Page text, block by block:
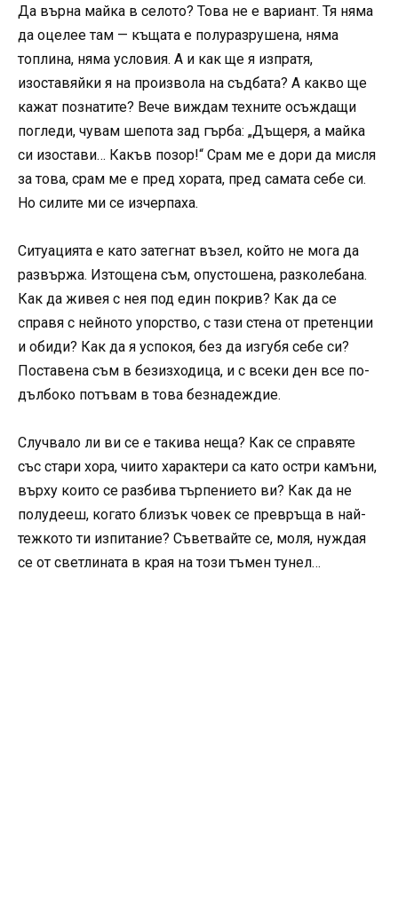
Да върна майка в селото? Това не е вариант. Тя няма
да оцелее там — къщата е полуразрушена, няма
топлина, няма условия. А и как ще я изпратя,
изоставяйки я на произвола на съдбата? А какво ще
кажат познатите? Вече виждам техните осъждащи
погледи, чувам шепота зад гърба: „Дъщеря, а майка
си изостави… Какъв позор!“ Срам ме е дори да мисля
за това, срам ме е пред хората, пред самата себе си.
Но силите ми се изчерпаха.
Ситуацията е като затегнат възел, който не мога да
развържа. Изтощена съм, опустошена, разколебана.
Как да живея с нея под един покрив? Как да се
справя с нейното упорство, с тази стена от претенции
и обиди? Как да я успокоя, без да изгубя себе си?
Поставена съм в безизходица, и с всеки ден все по-
дълбоко потъвам в това безнадеждие.
Случвало ли ви се е такива неща? Как се справяте
със стари хора, чиито характери са като остри камъни,
върху които се разбива търпението ви? Как да не
полудееш, когато близък човек се превръща в най-
тежкото ти изпитание? Съветвайте се, моля, нуждая
се от светлината в края на този тъмен тунел…